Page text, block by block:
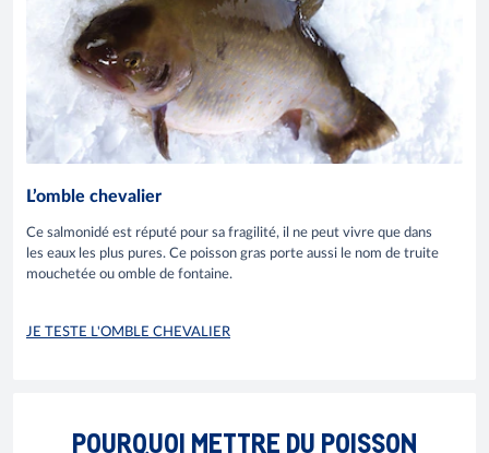
L’omble chevalier
Ce salmonidé est réputé pour sa fragilité, il ne peut vivre que dans
les eaux les plus pures. Ce poisson gras porte aussi le nom de truite
mouchetée ou omble de fontaine.
JE TESTE L'OMBLE CHEVALIER
POURQUOI METTRE DU POISSON